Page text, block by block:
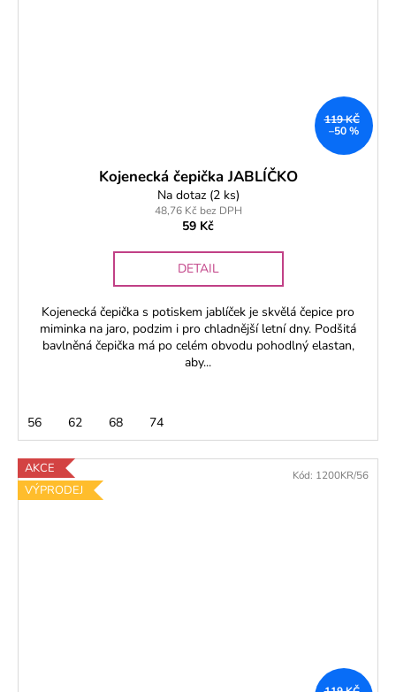
119 KČ
–50 %
Kojenecká čepička JABLÍČKO
Na dotaz (2 ks)
48,76 Kč bez DPH
59 Kč
DETAIL
Kojenecká čepička s potiskem jablíček je skvělá čepice pro
miminka na jaro, podzim i pro chladnější letní dny. Podšitá
bavlněná čepička má po celém obvodu pohodlný elastan,
aby...
56 62 68 74
AKCE
VÝPRODEJ
Kód: 1200KR/56